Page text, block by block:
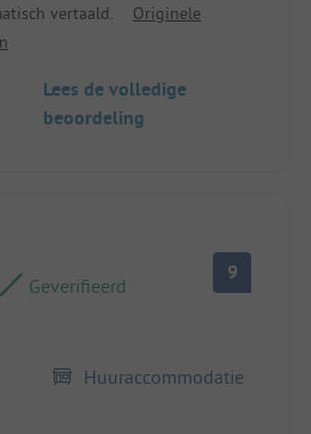
vertaald.
Originele
Lees de volledige
beoordeling
Geverifieerd
9
Huuraccommodatie